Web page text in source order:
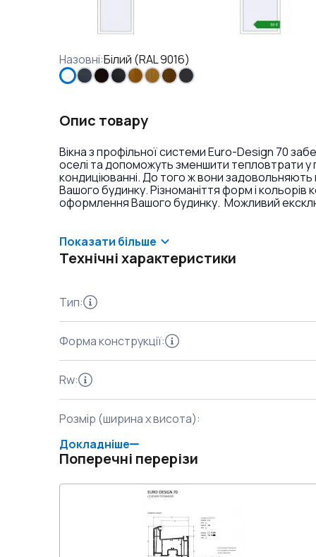
Назовні:Білий (RAL 9016)
Опис товару
Вікна з профільної системи Euro-Design 70
оселі та допоможуть зменшити тепловтрати у
кондиціюванні. До того ж вони
Вашого будинку. Різноманіття форм і
оформлення Вашого будинку. Можливий
Показати більше
Технічні характеристики
Тип:
Форма конструкції:
Rw:
Розмір (ширина x висота):
Докладніше
Поперечні перерізи